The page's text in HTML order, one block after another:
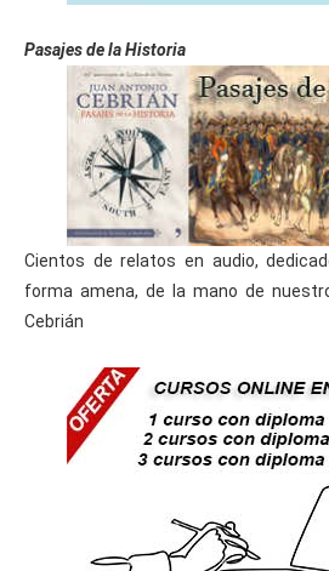
Pasajes de la Historia
Cientos de relatos en audio,
forma amena, de la mano de
Cebrián